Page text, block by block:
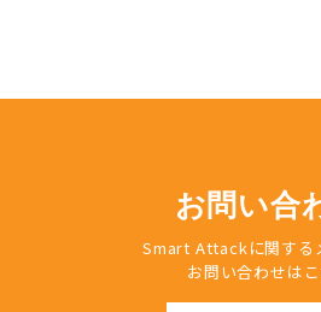
お問い合
Smart Attackに関する
お問い合わせは